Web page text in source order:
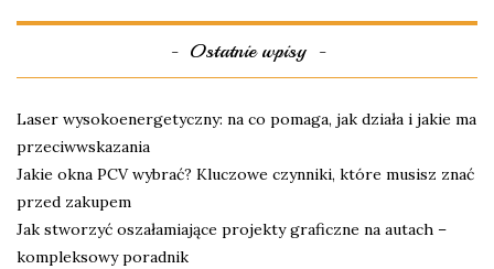
Ostatnie wpisy
Laser wysokoenergetyczny: na co pomaga, jak działa i jakie ma
przeciwwskazania
Jakie okna PCV wybrać? Kluczowe czynniki, które musisz znać
przed zakupem
Jak stworzyć oszałamiające projekty graficzne na autach –
kompleksowy poradnik